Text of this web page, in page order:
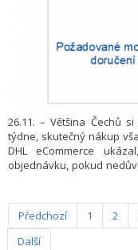
26.11. – Většina Čechů
týdne, skutečný nákup
DHL eCommerce
objednávku, pokud
preferencí, flexibilní
procesu.
Předchozí 1 2
Další